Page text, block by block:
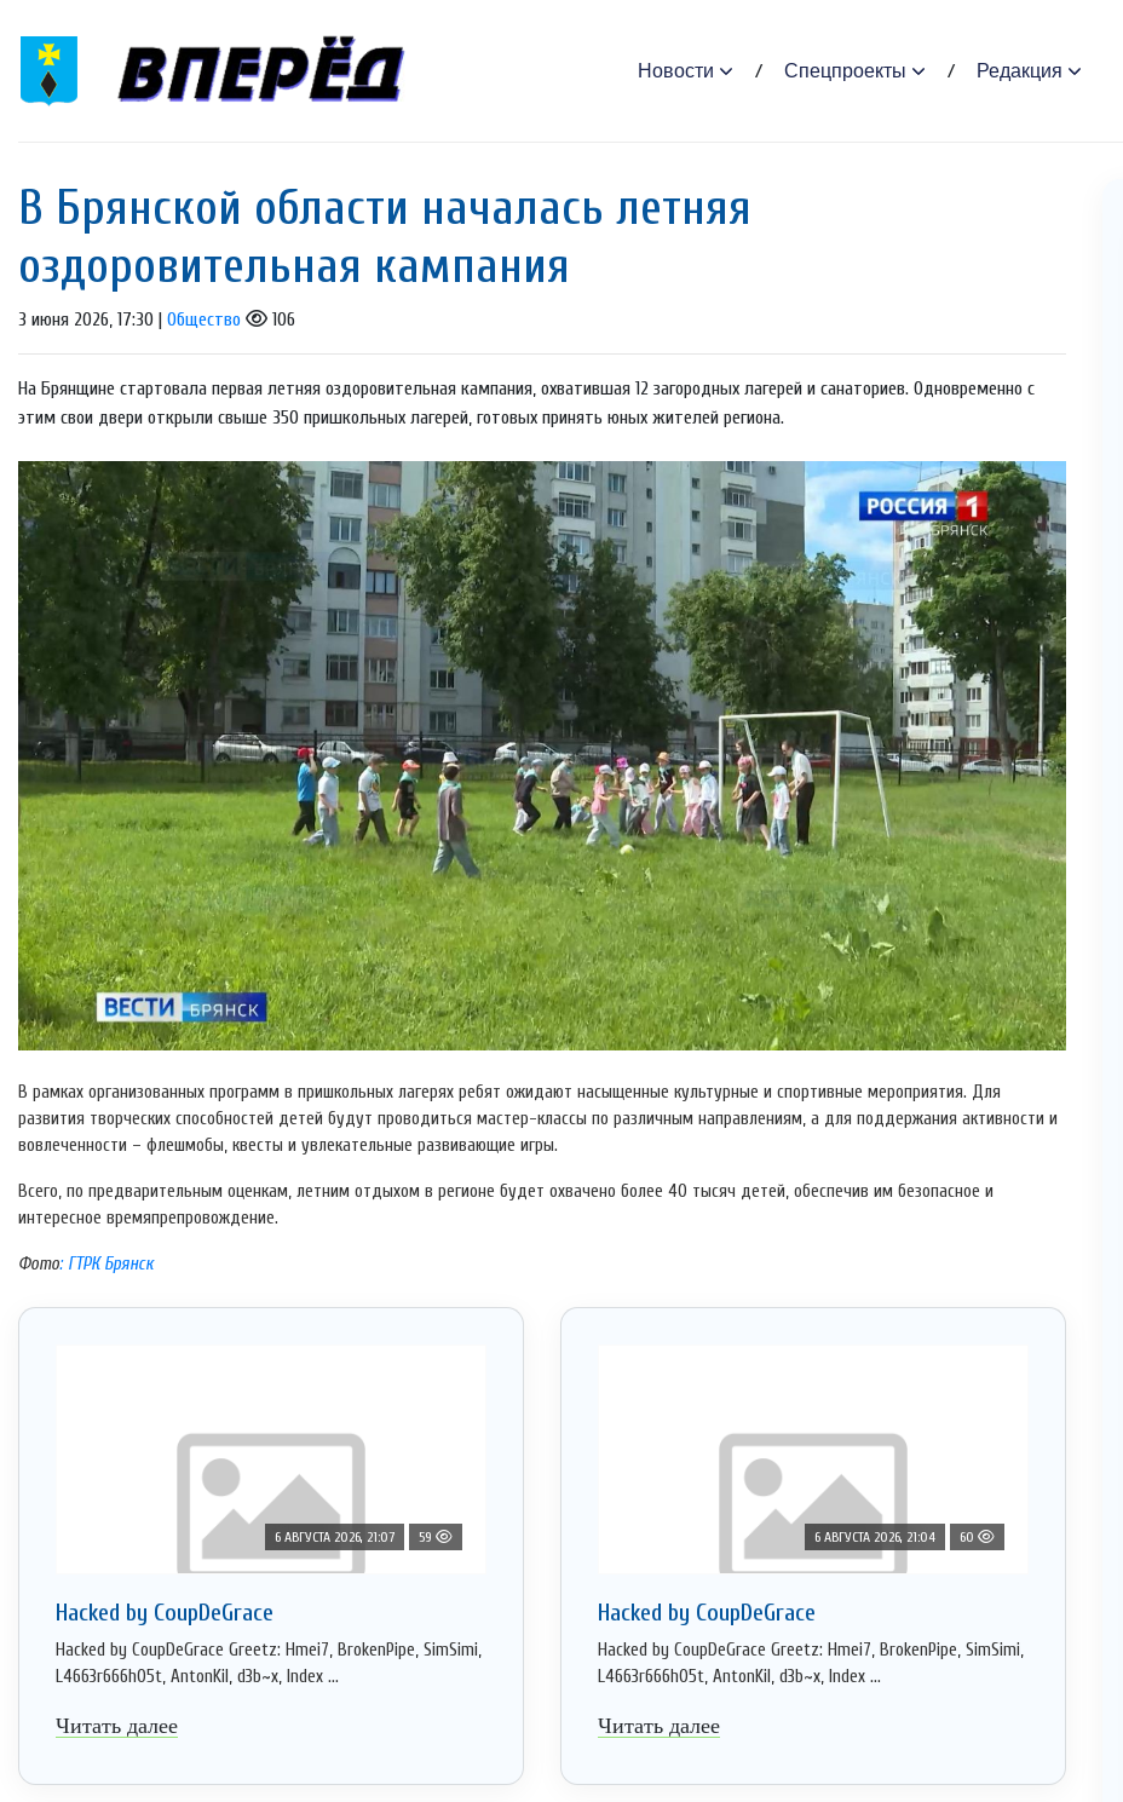
Новости Спецпроекты Редакция
В Брянской области началась летняя
оздоровительная кампания
3 июня 2026, 17:30 | Общество 106
На Брянщине стартовала первая летняя оздоровительная кампания, охватившая 12 загородных лагерей и санаториев. Одновременно с
этим свои двери открыли свыше 350 пришкольных лагерей, готовых принять юных жителей региона.
В рамках организованных программ в пришкольных лагерях ребят ожидают насыщенные культурные и спортивные мероприятия. Для
развития творческих способностей детей будут проводиться мастер-классы по различным направлениям, а для поддержания активности и
вовлеченности – флешмобы, квесты и увлекательные развивающие игры.
Всего, по предварительным оценкам, летним отдыхом в регионе будет охвачено более 40 тысяч детей, обеспечив им безопасное и
интересное времяпрепровождение.
Фото: ГТРК Брянск
6 АВГУСТА 2026, 21:07 59
Hacked by CoupDeGrace
Hacked by CoupDeGrace Greetz: Hmei7, BrokenPipe, SimSimi,
L4663r666h05t, AntonKil, d3b~x, Index ...
Читать далее
6 АВГУСТА 2026, 21:04 60
Hacked by CoupDeGrace
Hacked by CoupDeGrace Greetz: Hmei7, BrokenPipe, SimSimi,
L4663r666h05t, AntonKil, d3b~x, Index ...
Читать далее